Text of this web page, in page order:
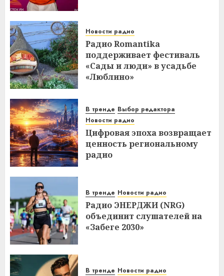
Новости радио
Радио Romantika
поддерживает фестиваль
«Сады и люди» в усадьбе
«Люблино»
В тренде Выбор редактора
Новости радио
Цифровая эпоха возвращает
ценность региональному
радио
В тренде Новости радио
Радио ЭНЕРДЖИ (NRG)
объединит слушателей на
«Забеге 2030»
В тренде Новости радио